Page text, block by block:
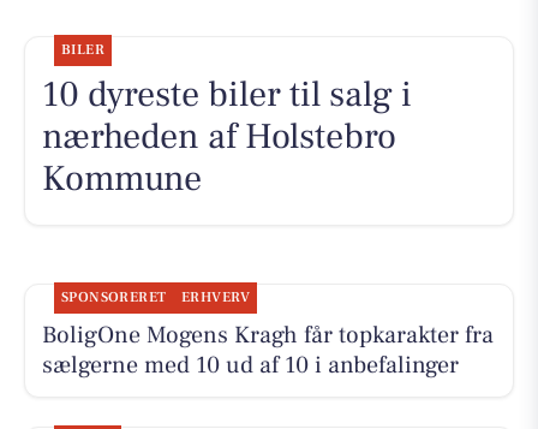
BILER
10 dyreste biler til salg i
nærheden af Holstebro
Kommune
SPONSORERET ERHVERV
BoligOne Mogens Kragh får topkarakter fra
sælgerne med 10 ud af 10 i anbefalinger